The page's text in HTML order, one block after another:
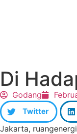
Di
Godang
Twitter
Jakarta,